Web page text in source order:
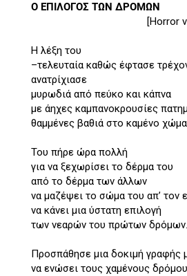
Ο ΕΠΙΛΟΓΟΣ ΤΩΝ ΔΡΟΜΩΝ
[Horror
Η λέξη του
–τελευταία καθώς έφτασε
ανατρίχιασε
μυρωδιά από πεύκο και κάπνα
με άηχες καμπανοκρουσίες
θαμμένες βαθιά στο καμένο
Του πήρε ώρα πολλή
για να ξεχωρίσει το δέρμα του
από το δέρμα των άλλων
να μαζέψει το σώμα του απ’ τον
να κάνει μια ύστατη επιλογή
των νεαρών του πρώτων δρόμων.
Προσπάθησε μια δοκιμή γραφής
να ενώσει τους χαμένους